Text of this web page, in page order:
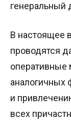
генеральный
В настоящее
проводятся
оперативные
аналогичных
и
всех